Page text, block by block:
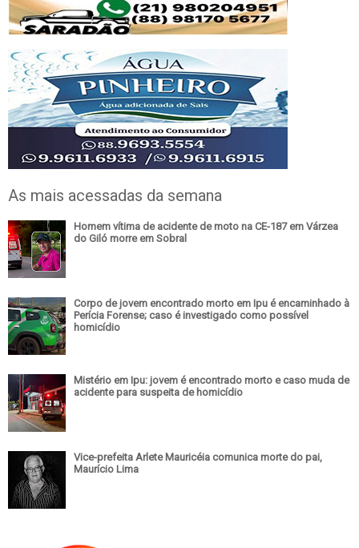
As mais acessadas da semana
Homem vítima de acidente de moto na CE-187 em Várzea
do Giló morre em Sobral
Corpo de jovem encontrado morto em Ipu é encaminhado à
Perícia Forense; caso é investigado como possível
homicídio
Mistério em Ipu: jovem é encontrado morto e caso muda de
acidente para suspeita de homicídio
Vice-prefeita Arlete Mauricéia comunica morte do pai,
Maurício Lima